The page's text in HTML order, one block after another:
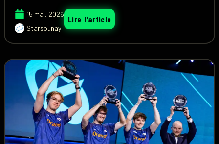
15 mai, 2026
Starsounay
Lire l'article